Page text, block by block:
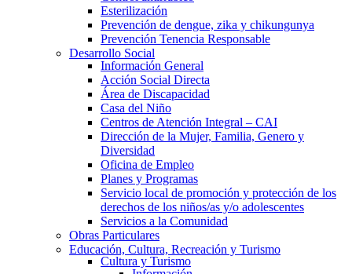
Esterilización
Prevención de dengue, zika y chikungunya
Prevención Tenencia Responsable
Desarrollo Social
Información General
Acción Social Directa
Área de Discapacidad
Casa del Niño
Centros de Atención Integral – CAI
Dirección de la Mujer, Familia, Genero y
Diversidad
Oficina de Empleo
Planes y Programas
Servicio local de promoción y protección de los
derechos de los niños/as y/o adolescentes
Servicios a la Comunidad
Obras Particulares
Educación, Cultura, Recreación y Turismo
Cultura y Turismo